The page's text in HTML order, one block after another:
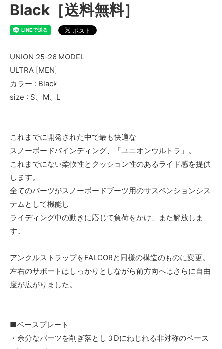
Black［送料無料］
UNION 25-26 MODEL
ULTRA [MEN]
カラー : Black
size : S、M、L
これまでに開発された中で最も快適な
スノーボードバインディング、「ユニオンウルトラ」。
これまでにない柔軟性とクッション性のあるライド感を提供
します。
全てのパーツがスノーボードブーツ用のサスペンションシス
テムとして機能し
ライディング中の動きに応じて負荷をかけ、また解放しま
す。
アンクルストラップをFALCORと同様の構造のものに変更。
左右のサポートはしっかりとしながら前方向へはさらに自由
度が広がりました。
■ベースプレート
・余分なパーツを削ぎ落とし３Dにねじれる非対称のベース